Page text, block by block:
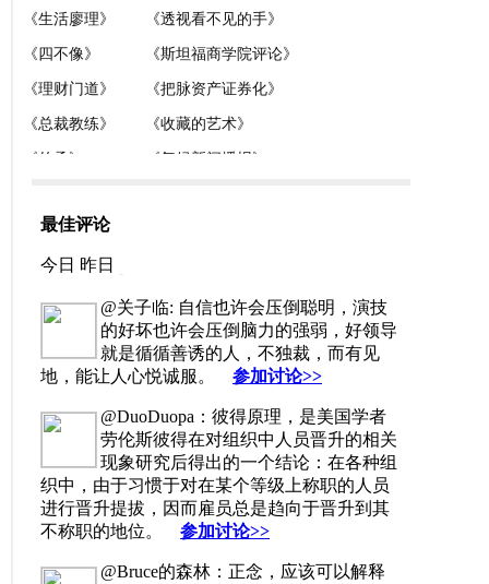
最佳评论
今日 昨日
@关子临: 自信也许会压倒聪明，演技
的好坏也许会压倒脑力的强弱，好领导
就是循循善诱的人，不独裁，而有见
地，能让人心悦诚服。 参加讨论>>
@DuoDuopa：彼得原理，是美国学者
劳伦斯彼得在对组织中人员晋升的相关
现象研究后得出的一个结论：在各种组
织中，由于习惯于对在某个等级上称职的人员
进行晋升提拔，因而雇员总是趋向于晋升到其
不称职的地位。 参加讨论>>
@Bruce的森林：正念，应该可以解释